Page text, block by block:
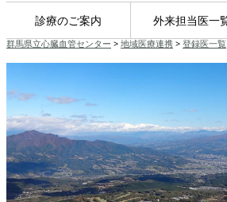
診療のご案内 外来担当医一
群馬県立心臓血管センター > 地域医療連携 > 登録医一覧